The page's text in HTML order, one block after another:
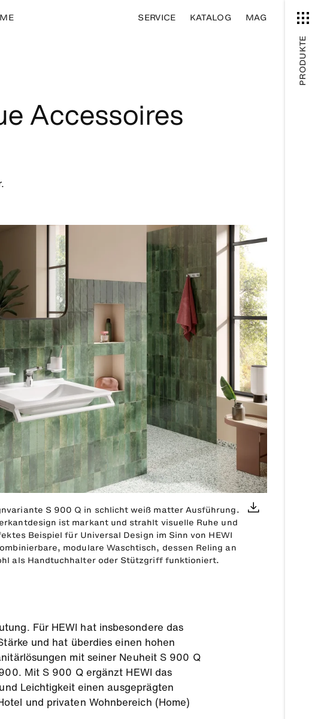
SERVICE KATALOG MAG
Accessoires
S 900 Q in schlicht weiß matter Ausführung.
ist markant und strahlt visuelle Ruhe und
Beispiel für Universal Design im Sinn von HEWI
modulare Waschtisch, dessen Reling an
als Handtuchhalter oder Stützgriff funktioniert.
Für HEWI hat insbesondere das
und hat überdies einen hohen
mit seiner Neuheit S 900 Q
Mit S 900 Q ergänzt HEWI das
Leichtigkeit einen ausgeprägten
und privaten Wohnbereich (Home)
PRODUKTE